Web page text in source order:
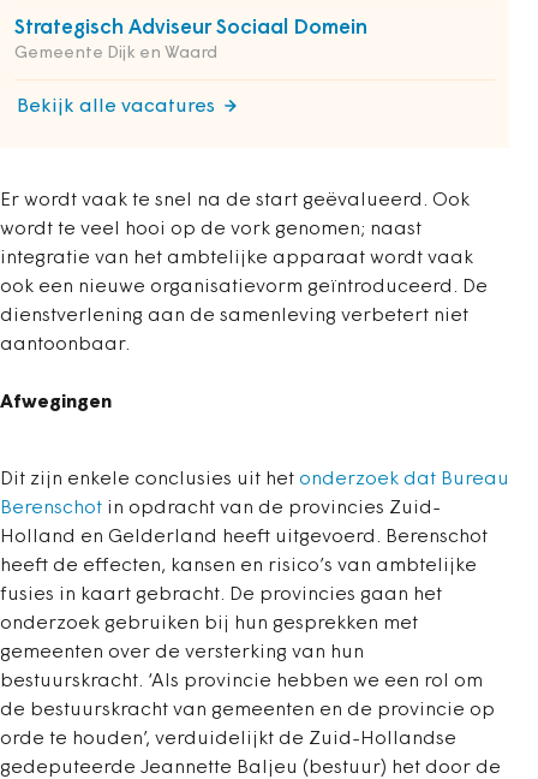
Strategisch Adviseur Sociaal Domein
Gemeente Dijk en Waard
Bekijk alle vacatures
Er wordt vaak te snel na de start geëvalueerd. Ook
wordt te veel hooi op de vork genomen; naast
integratie van het ambtelijke apparaat wordt vaak
ook een nieuwe organisatievorm geïntroduceerd. De
dienstverlening aan de samenleving verbetert niet
aantoonbaar.
Afwegingen
Dit zijn enkele conclusies uit het onderzoek dat Bureau
Berenschot in opdracht van de provincies Zuid-
Holland en Gelderland heeft uitgevoerd. Berenschot
heeft de effecten, kansen en risico’s van ambtelijke
fusies in kaart gebracht. De provincies gaan het
onderzoek gebruiken bij hun gesprekken met
gemeenten over de versterking van hun
bestuurskracht. ‘Als provincie hebben we een rol om
de bestuurskracht van gemeenten en de provincie op
orde te houden’, verduidelijkt de Zuid-Hollandse
gedeputeerde Jeannette Baljeu (bestuur) het door de